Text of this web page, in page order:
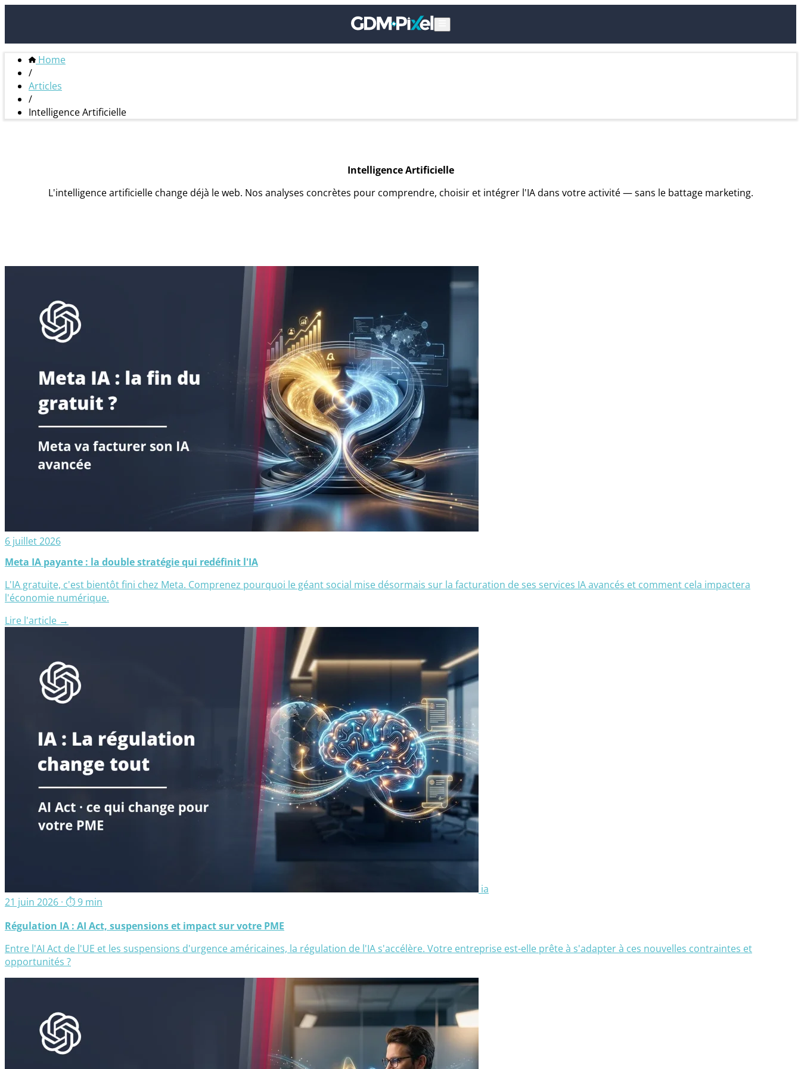
Home
/
Articles
/
Intelligence Artificielle
Intelligence Artificielle
L'intelligence artificielle change déjà le web. Nos analyses concrètes pour comprendre, choisir et intégrer l'IA dans votre activité — sans le battage marketing.
6 juillet 2026
Meta IA payante : la double stratégie qui redéfinit l'IA
L'IA gratuite, c'est bientôt fini chez Meta. Comprenez pourquoi le géant social mise désormais sur la facturation de ses services IA avancés et comment cela impactera
l'économie numérique.
Lire l'article →
ia
21 juin 2026 · ⏱ 9 min
Régulation IA : AI Act, suspensions et impact sur votre PME
Entre l'AI Act de l'UE et les suspensions d'urgence américaines, la régulation de l'IA s'accélère. Votre entreprise est-elle prête à s'adapter à ces nouvelles contraintes et
opportunités ?